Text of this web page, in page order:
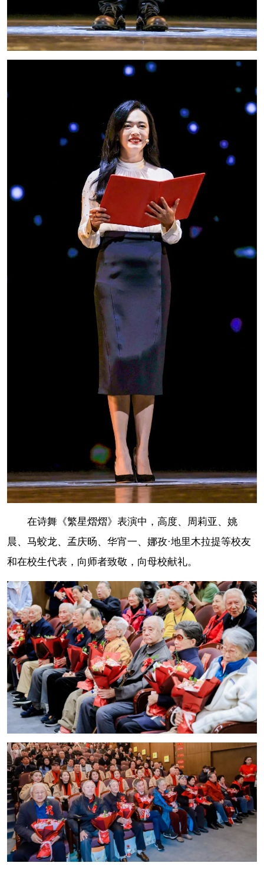
在诗舞《繁星熠熠》表演中，高度、周莉亚、姚
晨、马蛟龙、孟庆旸、华宵一、娜孜·地里木拉提等校友
和在校生代表，向师者致敬，向母校献礼。